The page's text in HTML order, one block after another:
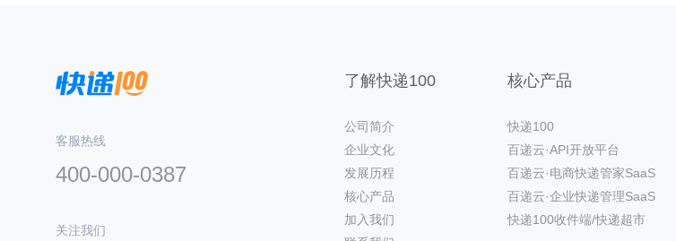
客服热线
400-000-0387
关注我们
了解快递100
公司简介
企业文化
发展历程
核心产品
加入我们
核心产品
快递100
百递云·API开放平台
百递云·电商快递管家SaaS
百递云·企业快递管理SaaS
快递100收件端/快递超市